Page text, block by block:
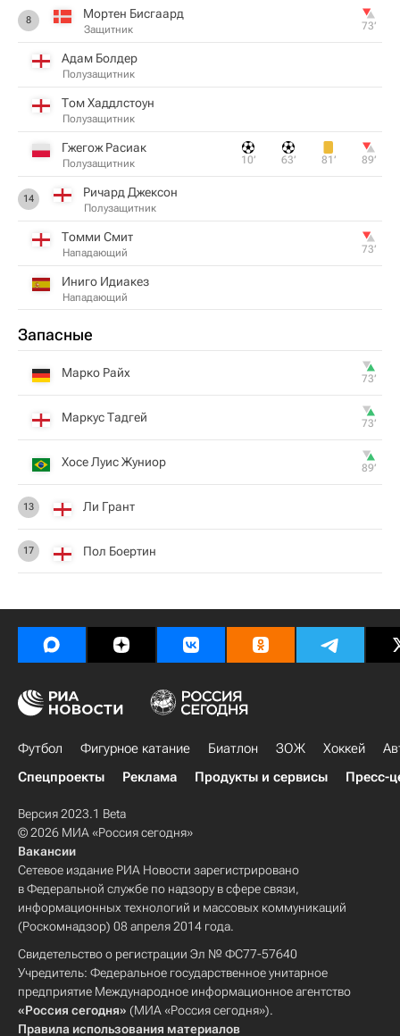
8 Мортен Бисгаард
Защитник 73‎’‎
Адам Болдер
Полузащитник
Том Хаддлстоун
Полузащитник
Гжегож Расиак
Полузащитник 10‎’‎ 63‎’‎ 81‎’‎ 89‎’‎
14 Ричард Джексон
Полузащитник
Томми Смит
Нападающий 73‎’‎
Иниго Идиакез
Нападающий
Запасные
Марко Райх 73‎’‎
Маркус Тадгей 73‎’‎
Хосе Луис Жуниор 89‎’‎
13 Ли Грант
17 Пол Боертин
Футбол Фигурное катание Биатлон ЗОЖ Хоккей
Спецпроекты
Реклама Продукты и сервисы Пресс-
Версия 2023.1 Beta
© 2026 МИА «Россия сегодня»
Вакансии
Сетевое издание РИА Новости зарегистрировано
в Федеральной службе по надзору в сфере связи,
информационных технологий и массовых коммуникаций
(Роскомнадзор) 08 апреля 2014 года.
Свидетельство о регистрации Эл № ФС77-57640
Учредитель: Федеральное государственное унитарное
предприятие Международное информационное агентство
«Россия сегодня» (МИА «Россия сегодня»).
Правила использования материалов